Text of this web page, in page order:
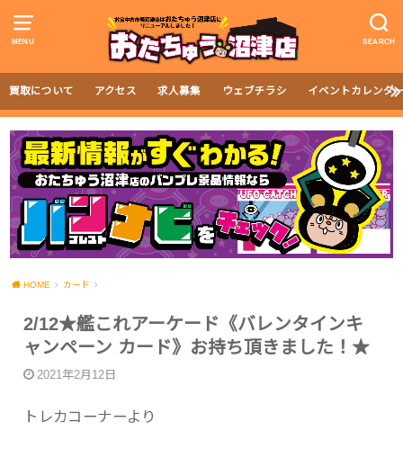
MENU SEARCH
買取について アクセス 求人募集 ウェブチラシ イベントカレンダ
HOME カード
2/12★艦これアーケード《バレンタインキ
ャンペーン カード》お持ち頂きました！★
2021年2月12日
トレカコーナーより